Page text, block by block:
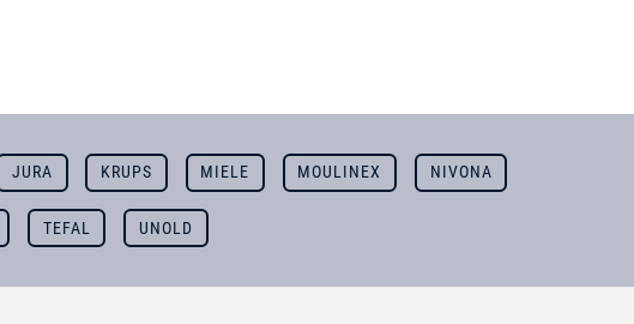
JURA KRUPS MIELE MOULINEX NIVONA
TEFAL UNOLD